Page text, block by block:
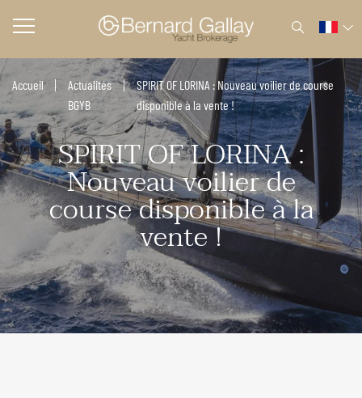
Accueil
Actualités
BGYB
SPIRIT OF LORINA : Nouveau voilier de course
disponible à la vente !
SPIRIT OF LORINA :
Nouveau voilier de
course disponible à la
vente !